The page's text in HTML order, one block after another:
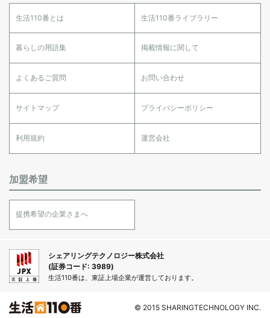
生活110番とは 生活110番ライブラリー
暮らしの用語集 掲載情報に関して
よくあるご質問 お問い合わせ
サイトマップ プライバシーポリシー
利用規約 運営会社
加盟希望
提携希望の企業さまへ
シェアリングテクノロジー株式会社
(証券コード: 3989)
生活110番は、東証上場企業が運営しております。
© 2015 SHARINGTECHNOLOGY INC.